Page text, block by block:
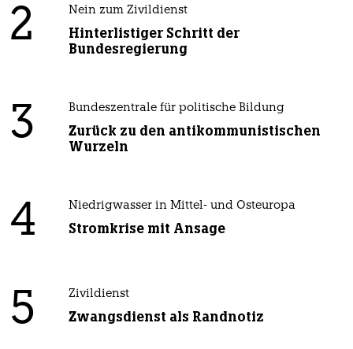
2 Nein zum Zivildienst
Hinterlistiger Schritt der
Bundesregierung
3 Bundeszentrale für politische Bildung
Zurück zu den antikommunistischen
Wurzeln
4 Niedrigwasser in Mittel- und Osteuropa
Stromkrise mit Ansage
5 Zivildienst
Zwangsdienst als Randnotiz